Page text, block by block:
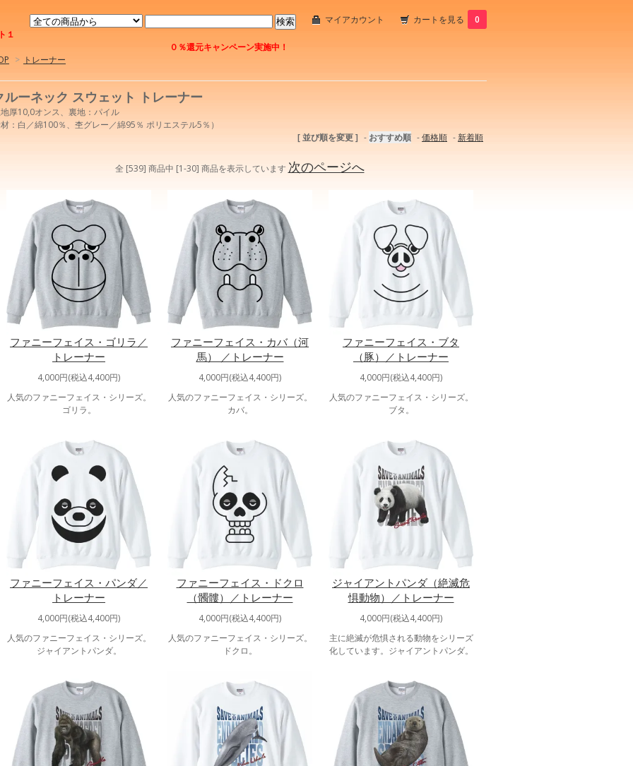
マイアカウント カートを見る
0
１
０％還元キャンペーン実施中！
> トレーナー
ルーネック スウェット トレーナー
厚10,0オンス、裏地：パイル
：白／綿100％、杢グレー／綿95％ ポリエステル5％）
[ 並び順を変更 ] - おすすめ順 -価格順 -新着順
全 [539] 商品中 [1-30] 商品を表示しています 次のページへ
ファニーフェイス・ゴリラ／
トレーナー
4,000円(税込4,400円)
人気のファニーフェイス・シリーズ。
ゴリラ。
ファニーフェイス・カバ（河
馬） ／トレーナー
4,000円(税込4,400円)
人気のファニーフェイス・シリーズ。
カバ。
ファニーフェイス・ブタ
（豚）／トレーナー
4,000円(税込4,400円)
人気のファニーフェイス・シリーズ。
ブタ。
ファニーフェイス・パンダ／
トレーナー
4,000円(税込4,400円)
人気のファニーフェイス・シリーズ。
ジャイアントパンダ。
ファニーフェイス・ドクロ
（髑髏）／トレーナー
4,000円(税込4,400円)
人気のファニーフェイス・シリーズ。
ドクロ。
ジャイアントパンダ（絶滅危
惧動物）／トレーナー
4,000円(税込4,400円)
主に絶滅が危惧される動物をシリーズ
化しています。ジャイアントパンダ。